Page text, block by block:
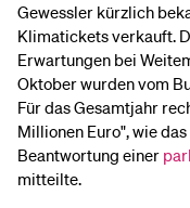
Gewessler kürzlich
Klimatickets verkauft.
Erwartungen bei
Oktober wurden vom
Für das Gesamtjahr
Millionen Euro", wie
Beantwortung einer
mitteilte.